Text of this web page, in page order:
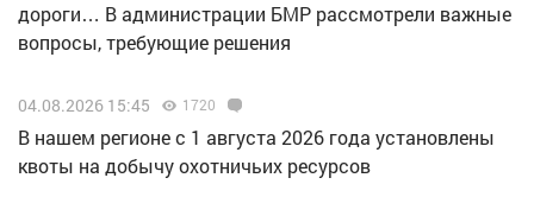
дороги… В администрации БМР рассмотрели важные
вопросы, требующие решения
04.08.2026 15:45 1720
В нашем регионе с 1 августа 2026 года установлены
квоты на добычу охотничьих ресурсов